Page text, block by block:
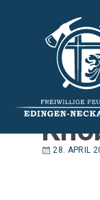
28. APRIL